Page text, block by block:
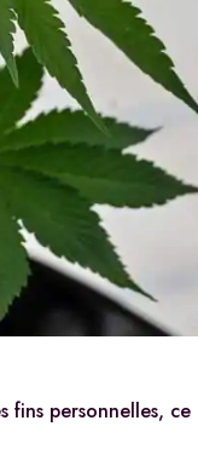
fins personnelles,